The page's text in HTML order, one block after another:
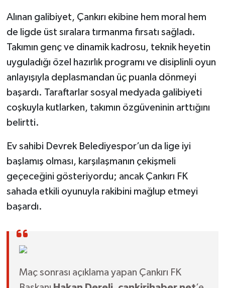
Alınan galibiyet, Çankırı ekibine hem moral hem
de ligde üst sıralara tırmanma fırsatı sağladı.
Takımın genç ve dinamik kadrosu, teknik heyetin
uyguladığı özel hazırlık programı ve disiplinli oyun
anlayışıyla deplasmandan üç puanla dönmeyi
başardı. Taraftarlar sosyal medyada galibiyeti
coşkuyla kutlarken, takımın özgüveninin arttığını
belirtti.
Ev sahibi Devrek Belediyespor’un da lige iyi
başlamış olması, karşılaşmanın çekişmeli
geçeceğini gösteriyordu; ancak Çankırı FK
sahada etkili oyunuyla rakibini mağlup etmeyi
başardı.
Maç sonrası açıklama yapan Çankırı FK